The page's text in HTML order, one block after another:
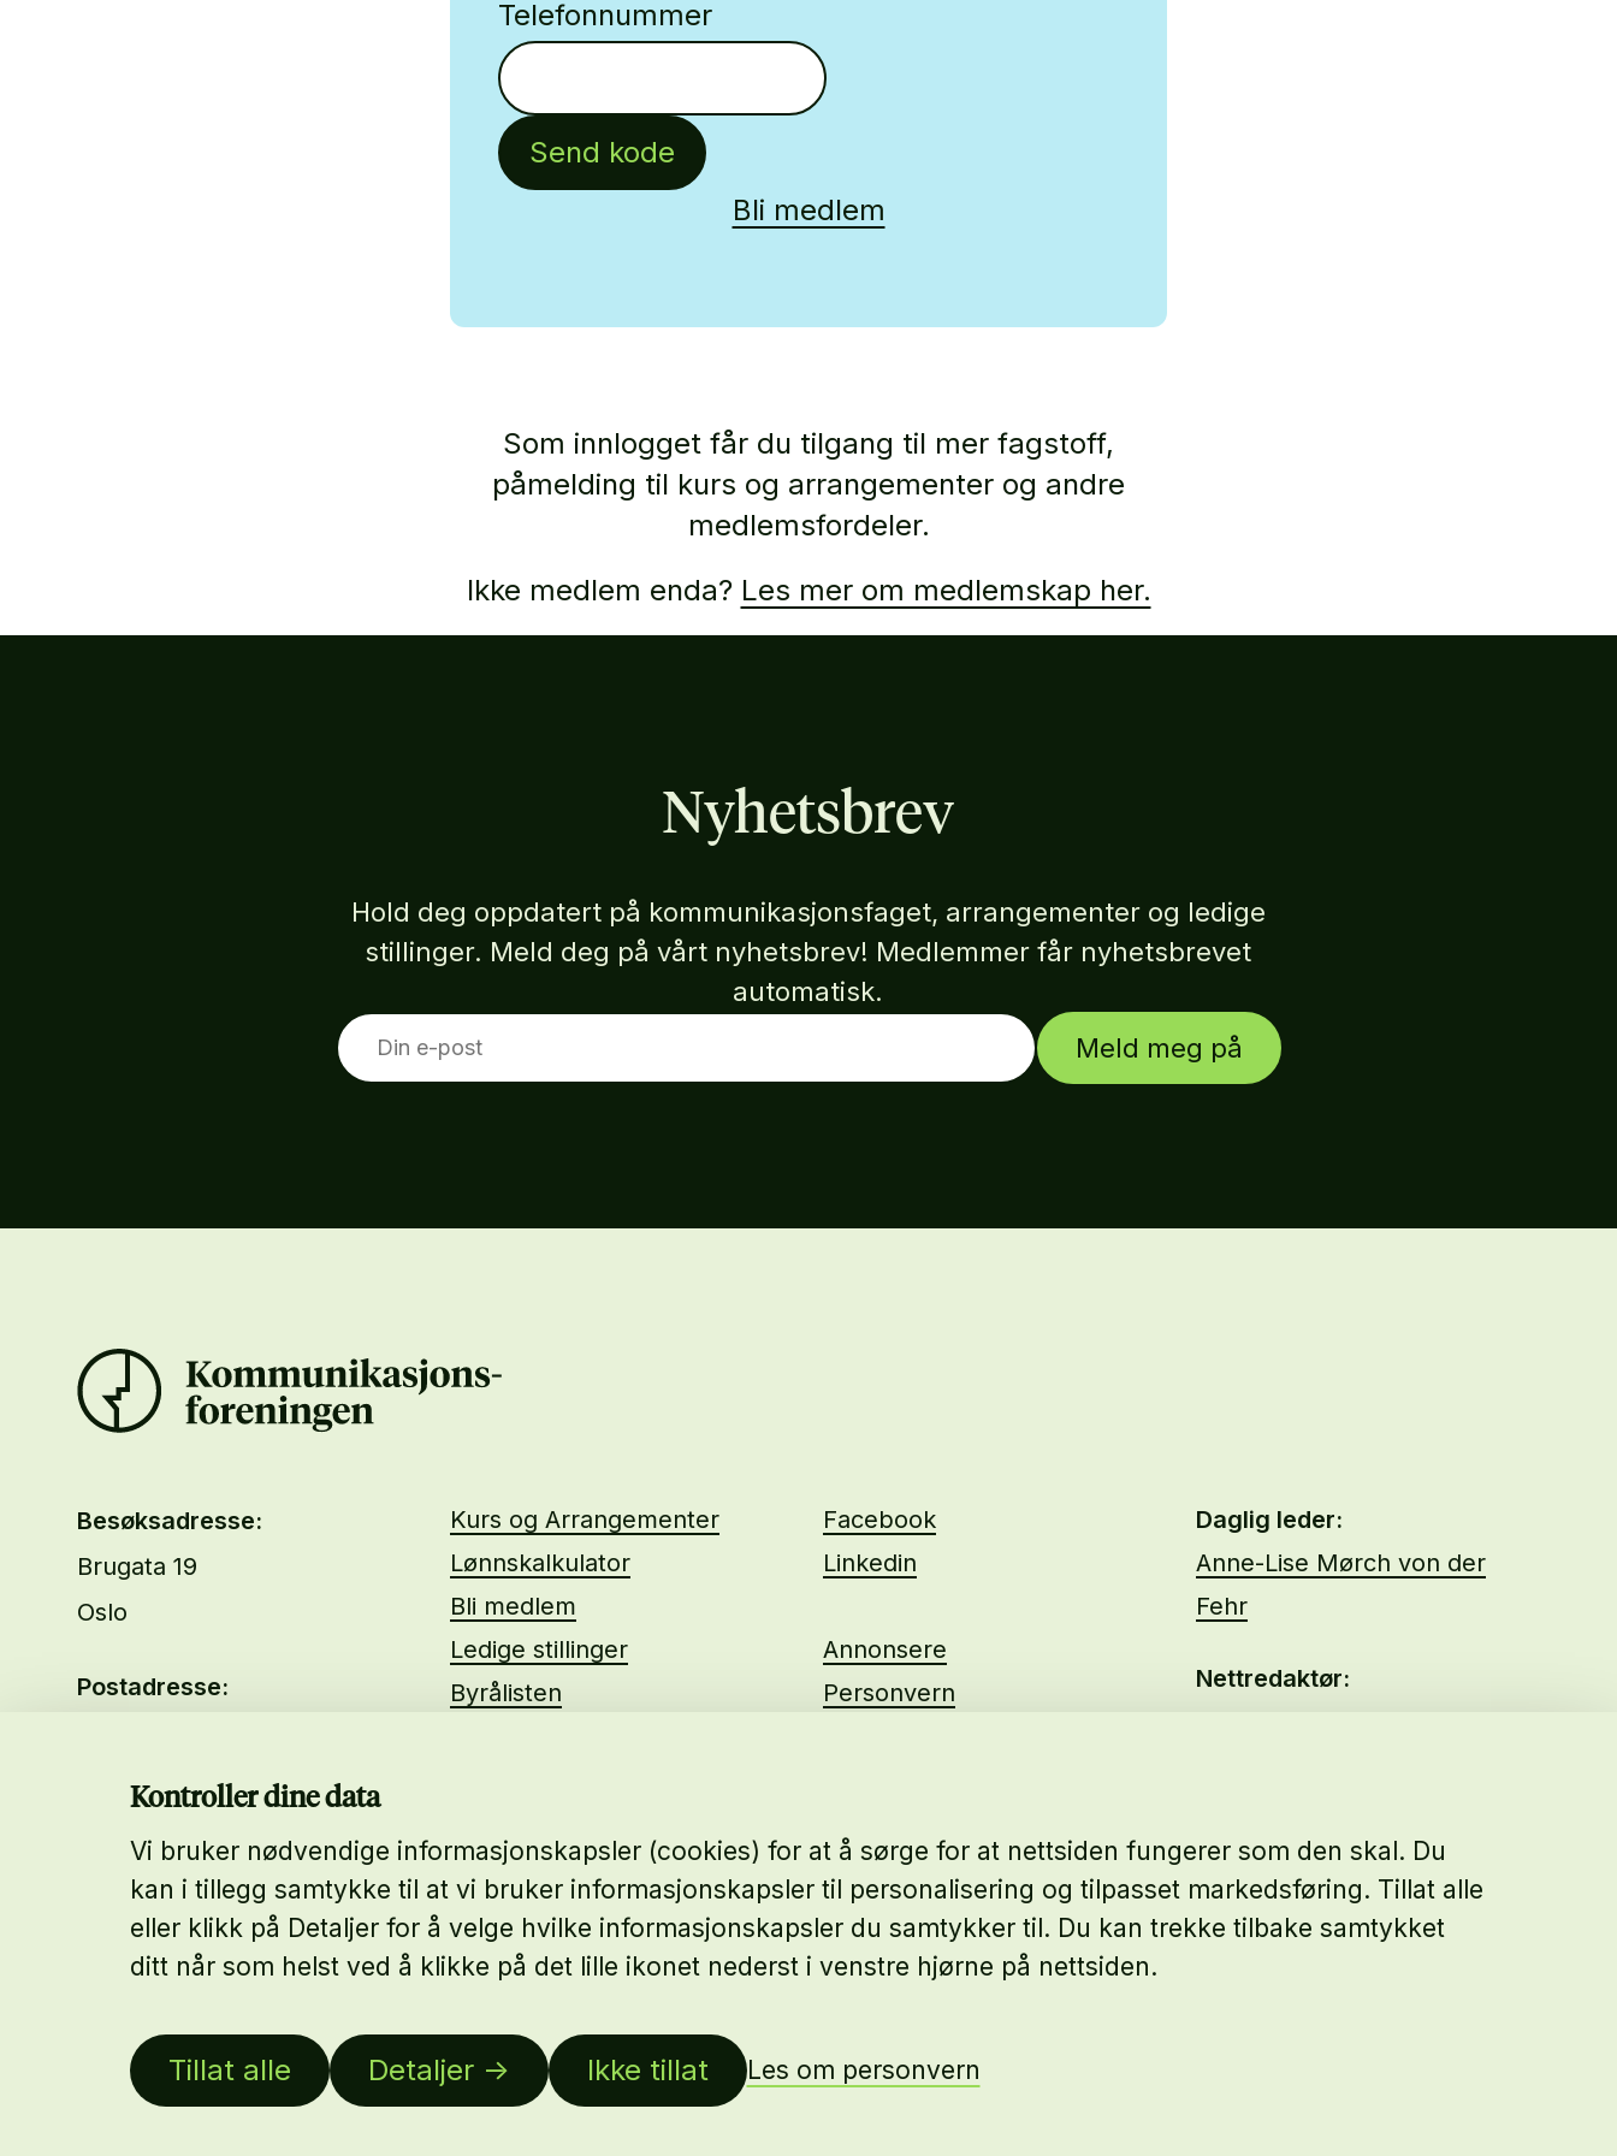
Kontroller dine data
Vi bruker nødvendige informasjonskapsler (cookies) for at å sørge for at nettsiden fungerer som den skal. Du
kan i tillegg samtykke til at vi bruker informasjonskapsler til personalisering og tilpasset markedsføring. Tillat alle
eller klikk på Detaljer for å velge hvilke informasjonskapsler du samtykker til. Du kan trekke tilbake samtykket
ditt når som helst ved å klikke på det lille ikonet nederst i venstre hjørne på nettsiden.
Tillat alle Detaljer Ikke tillat Les om personvern
Telefonnummer
Send kode
Bli medlem
Som innlogget får du tilgang til mer fagstoff,
påmelding til kurs og arrangementer og andre
medlemsfordeler.
Ikke medlem enda? Les mer om medlemskap her.
Nyhetsbrev
Hold deg oppdatert på kommunikasjonsfaget, arrangementer og ledige
stillinger. Meld deg på vårt nyhetsbrev! Medlemmer får nyhetsbrevet
automatisk.
Meld meg på
Besøksadresse:
Brugata 19
Oslo
Postadresse:
0186 Oslo
Telefon:
23 31 59 00
E-postadresse:
Kurs og Arrangementer
Lønnskalkulator
Bli medlem
Ledige stillinger
Byrålisten
Facebook
Linkedin
Annonsere
Personvern
Daglig leder:
Anne-Lise Mørch von der
Fehr
Nettredaktør: